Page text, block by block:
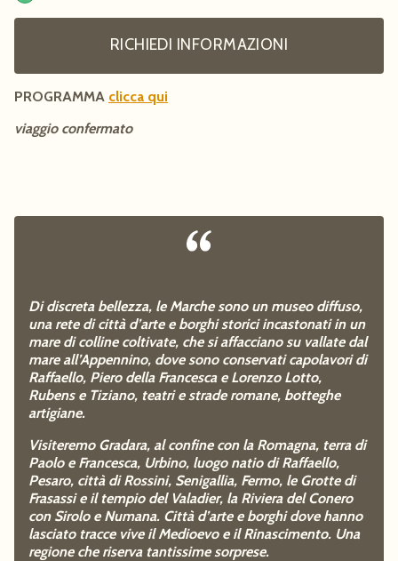
RICHIEDI INFORMAZIONI
PROGRAMMA clicca qui
viaggio confermato
Di discreta bellezza, le Marche sono un museo diffuso,
una rete di città d’arte e borghi storici incastonati in un
mare di colline coltivate, che si affacciano su vallate dal
mare all’Appennino, dove sono conservati capolavori di
Raffaello, Piero della Francesca e Lorenzo Lotto,
Rubens e Tiziano, teatri e strade romane, botteghe
artigiane.
Visiteremo Gradara, al confine con la Romagna, terra di
Paolo e Francesca, Urbino, luogo natio di Raffaello,
Pesaro, città di Rossini, Senigallia, Fermo, le Grotte di
Frasassi e il tempio del Valadier, la Riviera del Conero
con Sirolo e Numana. Città d’arte e borghi dove hanno
lasciato tracce vive il Medioevo e il Rinascimento. Una
regione che riserva tantissime sorprese.